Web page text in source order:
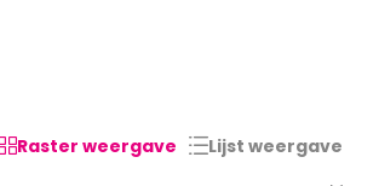
Raster weergave
Lijst weergave